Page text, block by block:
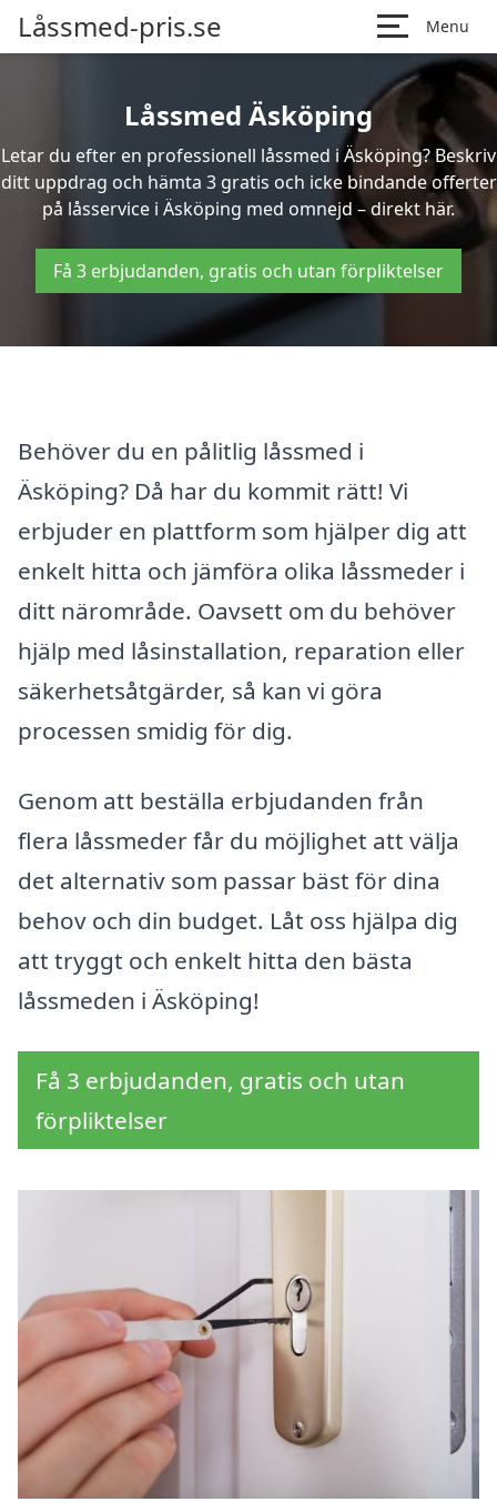
Låssmed-pris.se Menu
Låssmed Äsköping
Letar du efter en professionell låssmed i Äsköping? Beskriv
ditt uppdrag och hämta 3 gratis och icke bindande offerter
på låsservice i Äsköping med omnejd – direkt här.
Få 3 erbjudanden, gratis och utan förpliktelser
Behöver du en pålitlig låssmed i
Äsköping? Då har du kommit rätt! Vi
erbjuder en plattform som hjälper dig att
enkelt hitta och jämföra olika låssmeder i
ditt närområde. Oavsett om du behöver
hjälp med låsinstallation, reparation eller
säkerhetsåtgärder, så kan vi göra
processen smidig för dig.
Genom att beställa erbjudanden från
flera låssmeder får du möjlighet att välja
det alternativ som passar bäst för dina
behov och din budget. Låt oss hjälpa dig
att tryggt och enkelt hitta den bästa
låssmeden i Äsköping!
Få 3 erbjudanden, gratis och utan
förpliktelser